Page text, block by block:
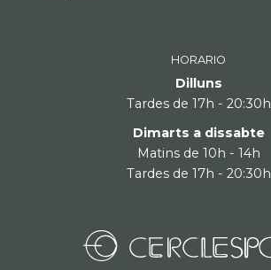
HORARIO
Dilluns
Tardes de 17h - 20:30h
Dimarts a dissabte
Matins de 10h - 14h
Tardes de 17h - 20:30h